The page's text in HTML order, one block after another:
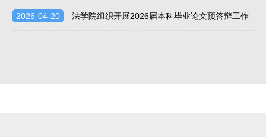
2026-04-20 法学院组织开展2026届本科毕业论文预答辩工作